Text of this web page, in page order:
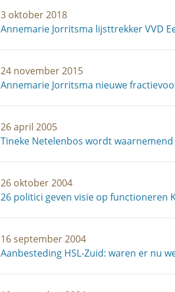
3 oktober 2018
Annemarie Jorritsma lijsttrekker VVD
24 november 2015
Annemarie Jorritsma nieuwe
26 april 2005
Tineke Netelenbos wordt
26 oktober 2004
26 politici geven visie op functioneren
16 september 2004
Aanbesteding HSL-Zuid: waren er nu